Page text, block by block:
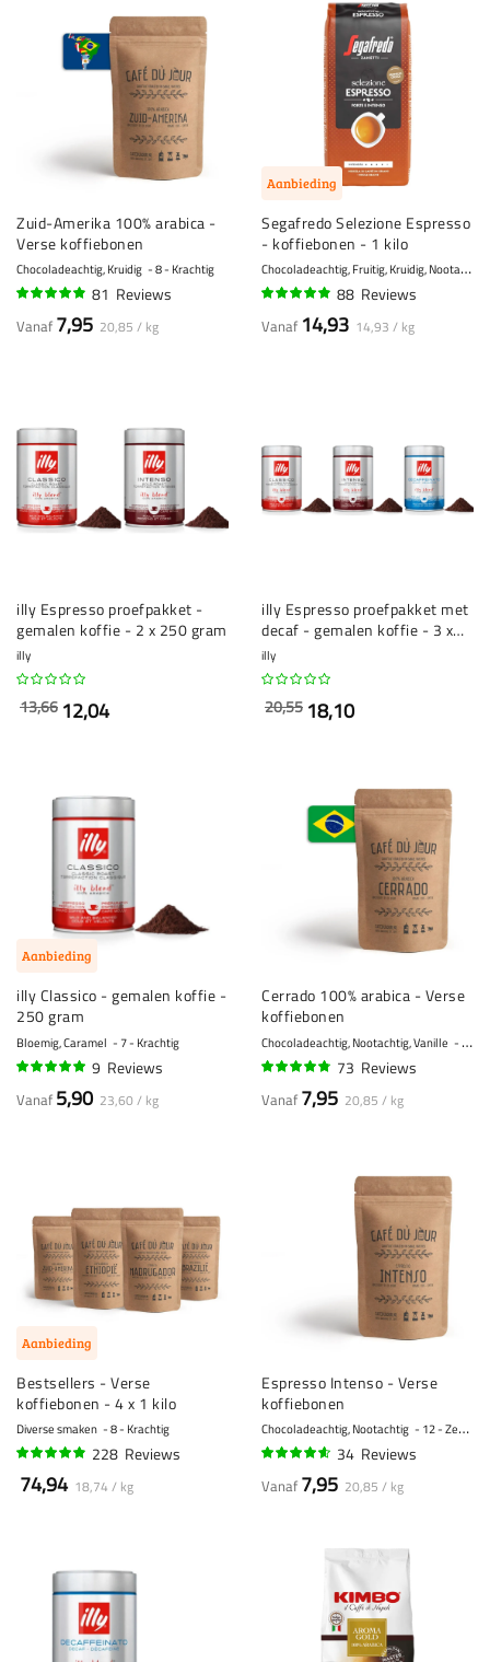
Zuid-Amerika 100% arabica -
Verse koffiebonen
Chocoladeachtig, Kruidig 8 - Krachtig
81 Reviews
Vanaf 7,95 20,85 / kg
Aanbieding
Segafredo Selezione Espresso
- koffiebonen - 1 kilo
C
hocoladeachtig, Fruitig, Kruidig, Nootachtig, Vanille
88 Reviews
Vanaf 14,93 14,93 / kg
illy Espresso proefpakket -
gemalen koffie - 2 x 250 gram
illy
12,04
13,66
illy Espresso proefpakket met
decaf - gemalen koffie - 3 x
250 gram
illy
18,10
20,55
Aanbieding
illy Classico - gemalen koffie -
250 gram
Bloemig, Caramel 7 - Krachtig
9 Reviews
Vanaf 5,90 23,60 / kg
Cerrado 100% arabica - Verse
koffiebonen
Chocoladeachtig, Nootachtig, Vanille 5 -
73 Reviews
Vanaf 7,95 20,85 / kg
Aanbieding
Bestsellers - Verse
koffiebonen - 4 x 1 kilo
Diverse smaken 8 - Krachtig
228 Reviews
74,94 18,74 / kg
Espresso Intenso - Verse
koffiebonen
Chocoladeachtig, Nootachtig 12 - Zeer krachtig
34 Reviews
Vanaf 7,95 20,85 / kg